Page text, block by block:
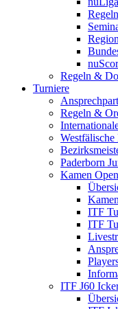
Regeln &
Turniere
Regeln &
Westfälische
Paderborn
Kamen Open
ITF
ITF
ITF J60